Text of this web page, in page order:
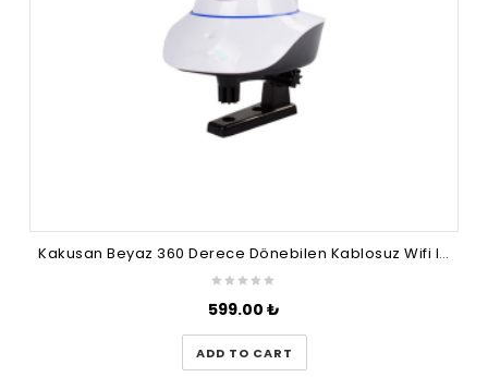
Kakusan Beyaz 360 Derece Dönebilen Kablosuz Wifi Ip Kamera 1080p Full Hd 3 Mp Gece Görüşlü Hareketli
599.00 ₺
ADD TO CART